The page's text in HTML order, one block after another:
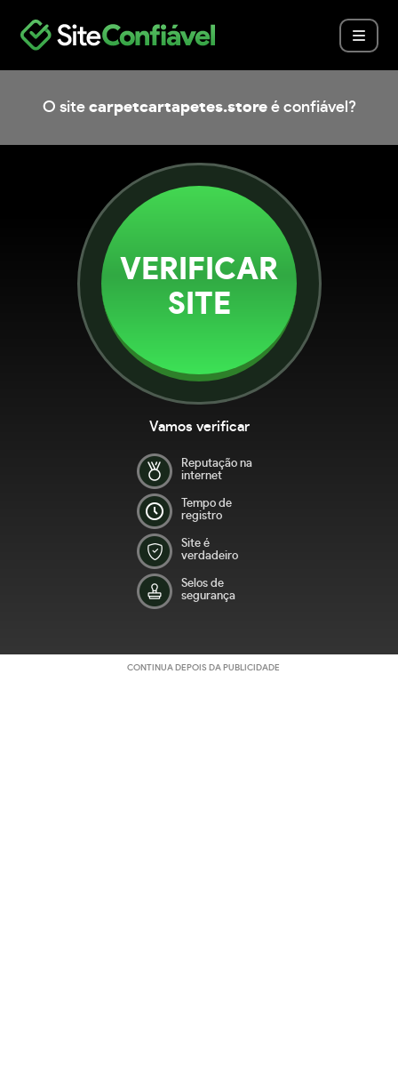
O site carpetcartapetes.storeé confiável?
VERIFICAR
SITE
Vamos verificar
Reputação na
internet
Tempo de
registro
Site é
verdadeiro
Selos de
segurança
CONTINUA DEPOIS DA PUBLICIDADE